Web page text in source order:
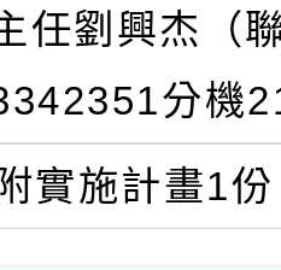
任劉興杰（
分機
實施計畫1